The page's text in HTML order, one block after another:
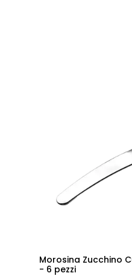
Morosina Zucchino
- 6 pezzi